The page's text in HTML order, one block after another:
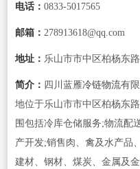
电话： 0833-5017565
邮箱： 278913618@qq.com
地址： 乐山市市中区柏杨东
简介： 四川蓝雁冷链物流有限
地位于乐山市市中区柏杨东
围包括冷库仓储服务;物流配
产开发;销售肉、禽及水产品
建材、钢材、煤炭、金属及